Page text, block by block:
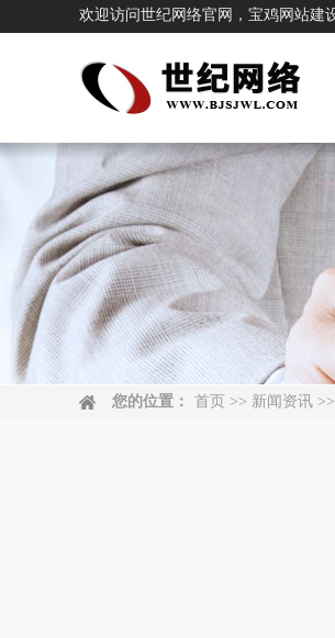
欢迎访问世纪网络官网，宝鸡网
您的位置： 首页 >> 新闻资讯 >>